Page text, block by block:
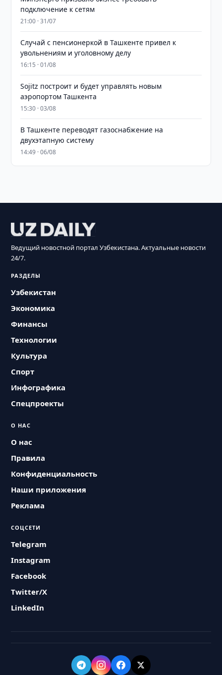
подключение к сетям
21:00 · 31/07
Случай с пенсионеркой в Ташкенте привел к
увольнениям и уголовному делу
16:15 · 01/08
Sojitz построит и будет управлять новым
аэропортом Ташкента
15:30 · 03/08
В Ташкенте переводят газоснабжение на
двухэтапную систему
14:49 · 06/08
Ведущий новостной портал Узбекистана. Актуальные новости
24/7.
РАЗДЕЛЫ
Узбекистан
Экономика
Финансы
Технологии
Культура
Спорт
Инфографика
Спецпроекты
О НАС
О нас
Правила
Конфиденциальность
Наши приложения
Реклама
СОЦСЕТИ
Telegram
Instagram
Facebook
Twitter/X
LinkedIn